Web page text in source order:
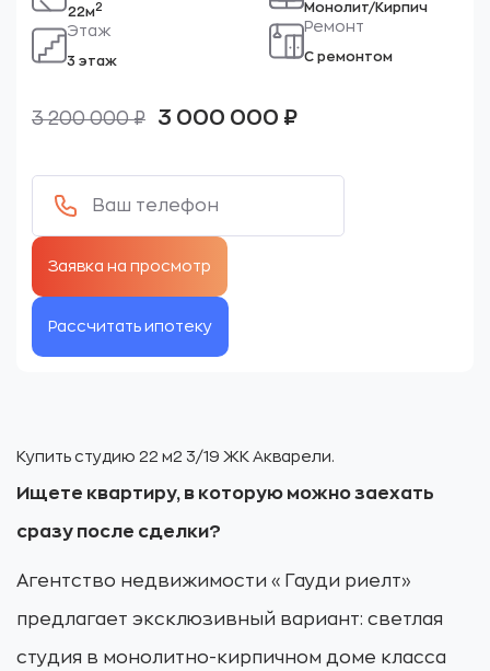
22м2
Этаж
3 этаж
Монолит/Кирпич
Ремонт
С ремонтом
3 200 000₽
Первоначальная
составляла
200
000 ₽.
3 000 000 ₽Текущая
3
Рассчитать ипотеку
Купить студию 22 м2 3/19 ЖК Акварели.
Ищете квартиру, в которую можно заехать
сразу после сделки?
Агентство недвижимости «Гауди риелт»
предлагает эксклюзивный вариант: светлая
студия в монолитно-кирпичном доме класса